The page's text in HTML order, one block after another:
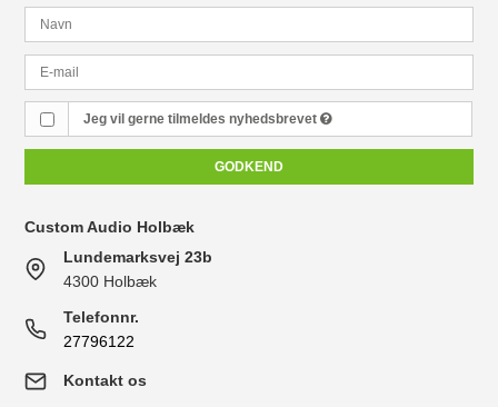
Jeg vil gerne tilmeldes nyhedsbrevet
GODKEND
Custom Audio Holbæk
Lundemarksvej 23b
4300 Holbæk
Telefonnr.
27796122
Kontakt os